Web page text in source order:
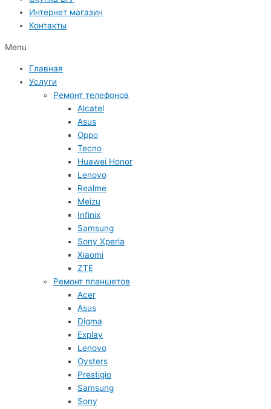
Интернет магазин
Контакты
Menu
Главная
Услуги
Ремонт телефонов
Alcatel
Asus
Oppo
Tecno
Huawei Honor
Lenovo
Realme
Meizu
Infinix
Samsung
Sony Xperia
Xiaomi
ZTE
Ремонт планшетов
Acer
Asus
Digma
Explay
Lenovo
Oysters
Prestigio
Samsung
Sony